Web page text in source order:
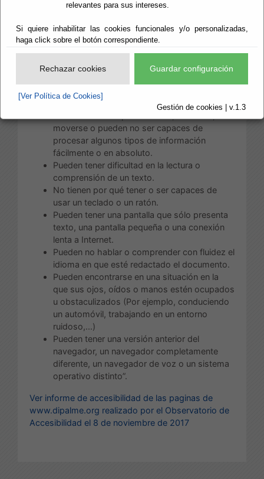
relevantes para sus intereses.
Si quiere inhabilitar las cookies funcionales y/o personalizadas,
haga click sobre el botón correspondiente.
Rechazar cookies Guardar configuración
[Ver Política de Cookies]
Gestión de cookies | v.1.3
de su aplicación más o menos estricta dependerá
web. El propio W3Chabla de ellas en estos
términos:“Aquellos que no estén familiarizados con
los problemas de accesibilidad relacionados con el
diseño de páginas Web, deben tener en cuneta que
contextos muy diferentes al suyo propio:
moverse o pueden no ser capaces de
procesar algunos tipos de información
fácilmente o en absoluto.
Pueden tener dificultad en la lectura o
comprensión de un texto.
No tienen por qué tener o ser capaces de
usar un teclado o un ratón.
Pueden tener una pantalla que sólo presenta
texto, una pantalla pequeña o una conexión
lenta a Internet.
Pueden no hablar o comprender con fluidez el
idioma en que esté redactado el documento.
Pueden encontrarse en una situación en la
que sus ojos, oídos o manos estén ocupados
u obstaculizados (Por ejemplo, conduciendo
un automóvil, trabajando en un entorno
ruidoso,...)
Pueden tener una versión anterior del
navegador, un navegador completamente
diferente, un navegador de voz o un sistema
operativo distinto”.
Ver informe de accesibilidad de las paginas de
www.dipalme.org realizado por el Observatorio de
Accesibilidad el 8 de noviembre de 2017